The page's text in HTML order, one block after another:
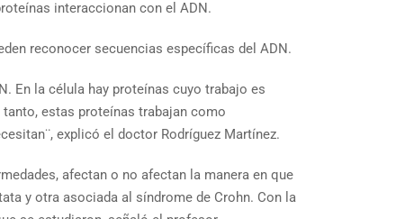
interaccionan con el ADN.
reconocer secuencias específicas del ADN.
En la célula hay proteínas cuyo trabajo es
estas proteínas trabajan como
explicó el doctor Rodríguez Martínez.
afectan o no afectan la manera en que
y otra asociada al síndrome de Crohn. Con la